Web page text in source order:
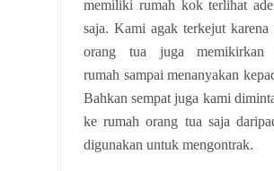
memiliki rumah kok terlihat
saja. Kami agak terkejut karena
orang tua juga memikirkan
rumah sampai menanyakan
Bahkan sempat juga kami
ke rumah orang tua saja
digunakan untuk mengontrak.